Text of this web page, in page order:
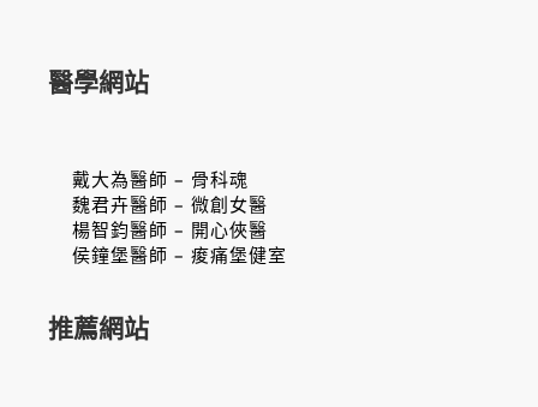
醫學網站
戴大為醫師 – 骨科魂
魏君卉醫師 – 微創女醫
楊智鈞醫師 – 開心俠醫
侯鐘堡醫師 – 痠痛堡健室
推薦網站